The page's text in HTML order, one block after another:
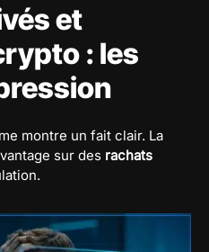
et
: les
montre un fait clair. La
sur des rachats